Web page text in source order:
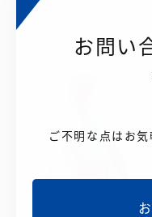
お問い
ご不明な点はお